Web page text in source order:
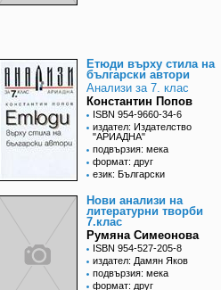
Етюди върху стила на
български автори
Анализи за 7. клас
Константин Попов
ISBN 954-9660-34-6
издател: Издателство
"АРИАДНА"
подвързия: мека
формат: друг
език: Български
Нови анализи на
литературни творби
7.клас
Румяна Симеонова
ISBN 954-527-205-8
издател: Дамян Яков
подвързия: мека
формат: друг